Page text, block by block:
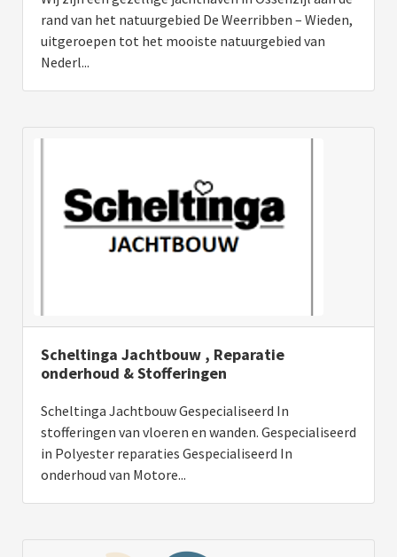
rand van het natuurgebied De Weerribben – Wieden,
uitgeroepen tot het mooiste natuurgebied van
Nederl...
Scheltinga Jachtbouw , Reparatie
onderhoud & Stofferingen
Scheltinga Jachtbouw Gespecialiseerd In
stofferingen van vloeren en wanden. Gespecialiseerd
in Polyester reparaties Gespecialiseerd In
onderhoud van Motore...